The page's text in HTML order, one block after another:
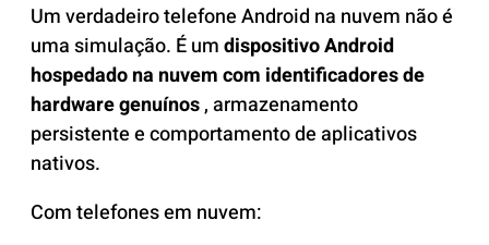
Um verdadeiro telefone Android na nuvem não é
uma simulação. É umdispositivo Android
hospedado na nuvem com identificadores de
hardware genuínos, armazenamento
persistente e comportamento de aplicativos
nativos.
Com telefones em nuvem: